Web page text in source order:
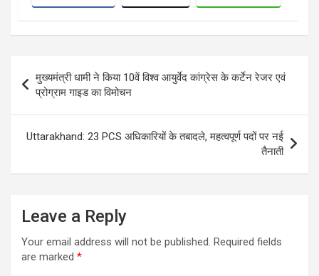
navigation
मुख्यमंत्री धामी ने किया 10वें विश्व आयुर्वेद कांग्रेस के कर्टेन रेजर एवं
प्रोग्राम गाइड का विमोचन
Uttarakhand: 23 PCS अधिकारियों के तबादले, महत्वपूर्ण पदों पर नई
तैनाती
Leave a Reply
Your email address will not be published. Required fields
are marked *